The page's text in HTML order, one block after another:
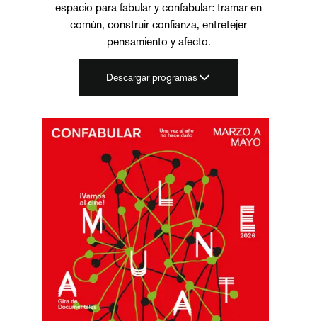
espacio para fabular y confabular: tramar en
común, construir confianza, entretejer
pensamiento y afecto.
Descargar programas